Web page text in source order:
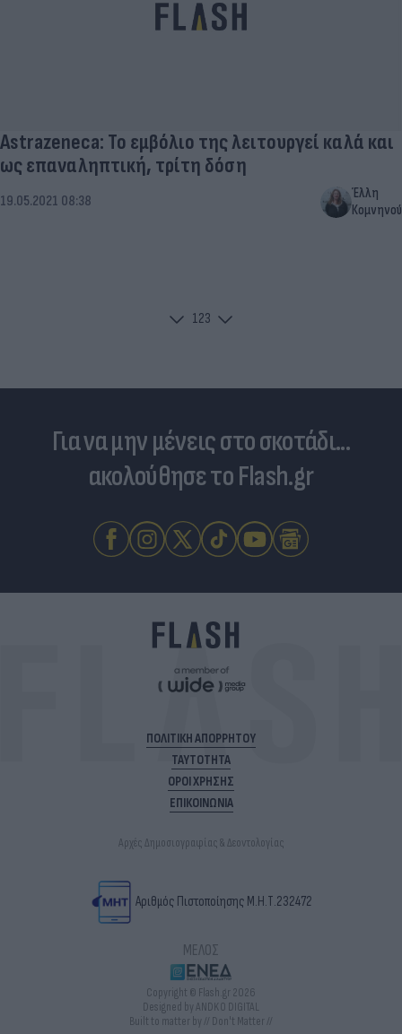
Astrazeneca: Το εμβόλιο της λειτουργεί καλά και
ως επαναληπτική, τρίτη δόση
19.05.2021 08:38
Έλλη
Κομνηνού
123
Για να μην μένεις στο σκοτάδι...
ακολούθησε το Flash.gr
ΠΟΛΙΤΙΚΗ ΑΠΟΡΡΗΤΟΥ
ΤΑΥΤΟΤΗΤΑ
ΟΡΟΙ ΧΡΗΣΗΣ
ΕΠΙΚΟΙΝΩΝΙΑ
Αρχές Δημοσιογραφίας & Δεοντολογίας
Αριθμός Πιστοποίησης Μ.Η.Τ.232472
ΜΕΛΟΣ
Copyright © Flash.gr 2026
Designed by ANDKO DIGITAL
Built to matter by // Don't Matter //